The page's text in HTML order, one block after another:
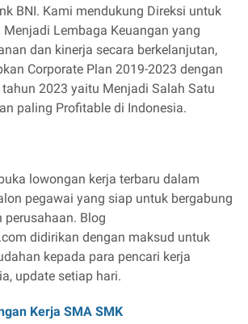
BNI. Kami mendukung Direksi untuk
Lembaga Keuangan yang
dan kinerja secara berkelanjutan,
Corporate Plan 2019-2023 dengan
2023 yaitu Menjadi Salah Satu
paling Profitable di Indonesia.
lowongan kerja terbaru dalam
pegawai yang siap untuk bergabung
perusahaan. Blog
didirikan dengan maksud untuk
kepada para pencari kerja
update setiap hari.
Kerja SMA SMK